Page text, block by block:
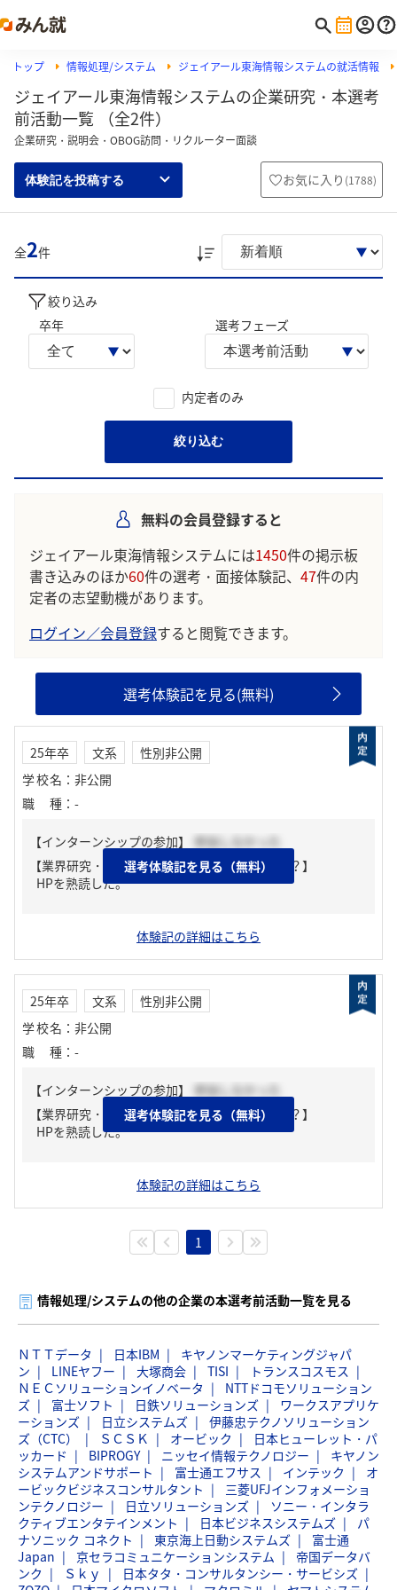
トップ 情報処理/システム ジェイアール東海情報システムの就活情報
ジェイアール東海情報システムの企業研究・本選考
前活動一覧 （全2件）
企業研究・説明会・OBOG訪問・リクルーター面談
体験記を投稿する お気に入り (1788)
全2件
絞り込み
卒年
選考フェーズ
内定者のみ
絞り込む
無料の会員登録すると
ジェイアール東海情報システムには1450件の掲示板
書き込みのほか60件の選考・面接体験記、 47件の内
定者の志望動機があります。
ログイン／会員登録すると閲覧できます。
選考体験記を見る(無料)
25年卒 文系
性別非公開
学校名 ： 非公開
職種 ： -
【インターンシップの参加】
参加しなかった
【業界研究・企業研究はどんな風にしましたか？】
HPを熟読した。
選考体験記を見る（無料）
体験記の詳細はこちら
25年卒 文系
性別非公開
学校名 ： 非公開
職種 ： -
【インターンシップの参加】
参加しなかった
【業界研究・企業研究はどんな風にしましたか？】
HPを熟読した。
選考体験記を見る（無料）
体験記の詳細はこちら
1
情報処理/システムの他の企業の本選考前活動一覧を見る
ＮＴＴデータ 日本IBM
キヤノンマーケティングジャパ
ン
LINEヤフー 大塚商会 TISI
トランスコスモス
ＮＥＣソリューションイノベータ
NTTドコモソリューション
ズ
富士ソフト 日鉄ソリューションズ
ワークスアプリケ
ーションズ
日立システムズ
伊藤忠テクノソリューション
ズ（CTC）
ＳＣＳＫ オービック
日本ヒューレット・パ
ッカード
BIPROGY ニッセイ情報テクノロジー
キヤノン
システムアンドサポート
富士通エフサス インテック
オ
ービックビジネスコンサルタント
三菱UFJインフォメーショ
ンテクノロジー
日立ソリューションズ
ソニー・インタラ
クティブエンタテインメント
日本ビジネスシステムズ
パ
ナソニック コネクト
東京海上日動システムズ
富士通
Japan
京セラコミュニケーションシステム
帝国データバ
ンク
Ｓｋｙ
日本タタ・コンサルタンシー・サービシズ